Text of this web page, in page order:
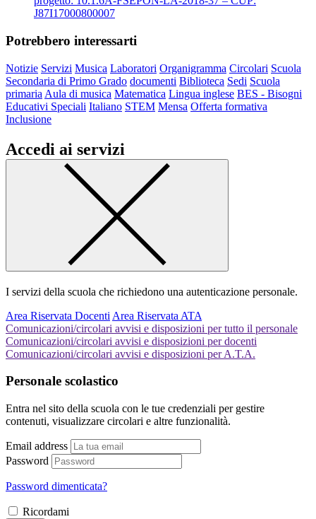
J87I17000800007
Potrebbero interessarti
Notizie Servizi Musica Laboratori Organigramma Circolari Scuola
Secondaria di Primo Grado documenti Biblioteca Sedi Scuola
primaria Aula di musica Matematica Lingua inglese BES - Bisogni
Educativi Speciali Italiano STEM Mensa Offerta formativa
Inclusione
Accedi ai servizi
I servizi della scuola che richiedono una autenticazione personale.
Area Riservata Docenti Area Riservata ATA
Comunicazioni/circolari avvisi e disposizioni per tutto il personale
Comunicazioni/circolari avvisi e disposizioni per docenti
Comunicazioni/circolari avvisi e disposizioni per A.T.A.
Personale scolastico
Entra nel sito della scuola con le tue credenziali per gestire
contenuti, visualizzare circolari e altre funzionalità.
Email address
Password
Password dimenticata?
Ricordami